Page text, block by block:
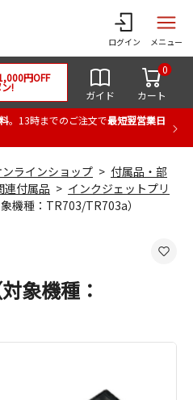
ログイン メニュー
円OFF
!
ガイド カート
0
。13時までのご注文で最短翌営業日
ラインショップ
付属品・部
連付属品
インクジェットプリ
機種：TR703/TR703a）
象機種：